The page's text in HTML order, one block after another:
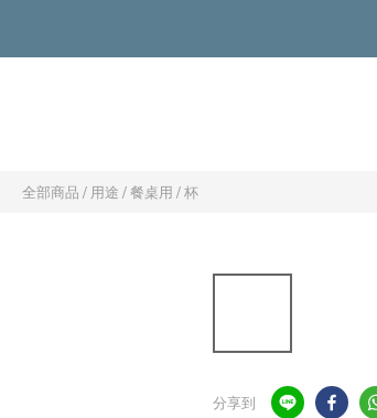
全部商品 / 用途 / 餐桌用 /杯
分享到